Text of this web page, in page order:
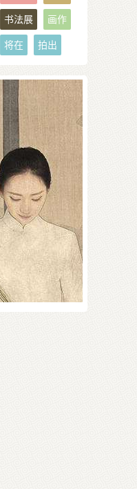
书法展 画作
将在 拍出